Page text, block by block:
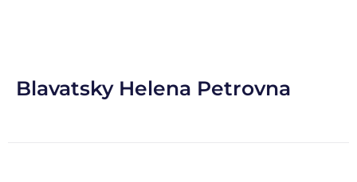
Blavatsky Helena Petrovna